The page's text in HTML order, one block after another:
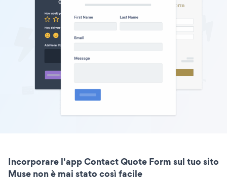
Incorporare l'app Contact Quote Form sul tuo sito
Muse non è mai stato così facile